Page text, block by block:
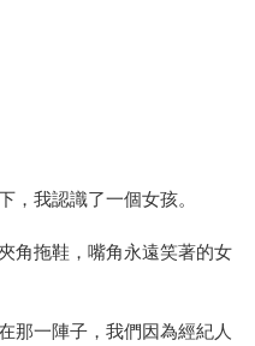
，我認識了一個女孩。
角拖鞋，嘴角永遠笑著的女
那一陣子，我們因為經紀人